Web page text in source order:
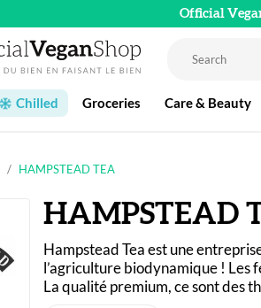
Official
Chilled Groceries Care & Beauty
HAMPSTEAD TEA
HAMPSTEAD
Hampstead Tea est une
l’agriculture biodynamique ! Les
La qualité premium, ce sont des